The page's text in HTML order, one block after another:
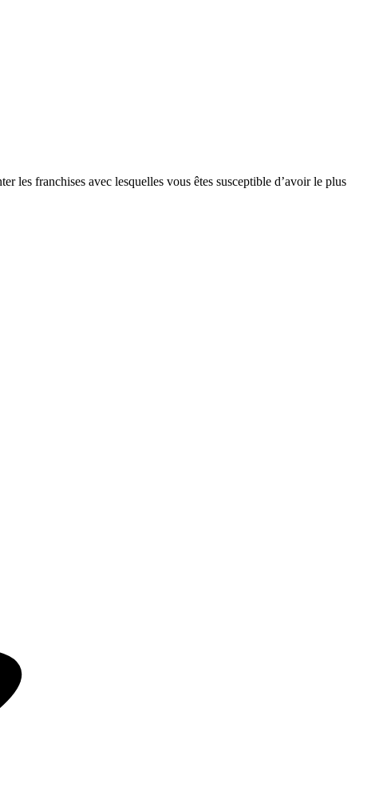
les franchises avec lesquelles vous êtes susceptible d’avoir le plus